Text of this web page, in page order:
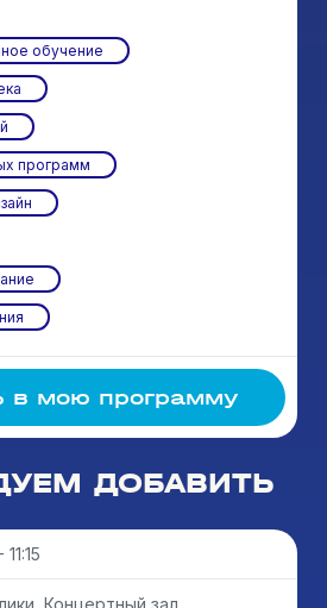
обучение
программ
в мою программу
ДОБАВИТЬ
Концертный зал